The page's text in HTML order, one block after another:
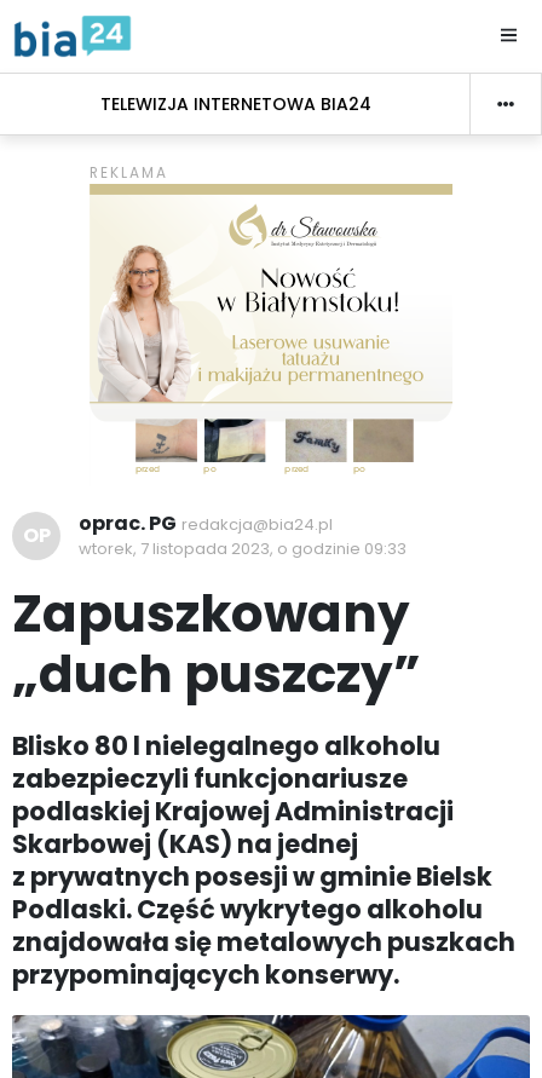
TELEWIZJA INTERNETOWA BIA24
OP oprac. PG redakcja@bia24.pl
wtorek, 7 listopada 2023, o godzinie 09:33
Zapuszkowany
„duch puszczy”
Blisko 80 l nielegalnego alkoholu
zabezpieczyli funkcjonariusze
podlaskiej Krajowej Administracji
Skarbowej (KAS) na jednej
z prywatnych posesji w gminie Bielsk
Podlaski. Część wykrytego alkoholu
znajdowała się metalowych puszkach
przypominających konserwy.